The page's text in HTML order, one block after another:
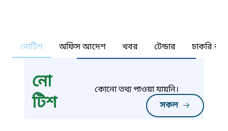
নোটিশ অফিস আদেশ খবর টেন্ডার চাকরি
নো
টিশ
সকল
কোনো তথ্য পাওয়া যায়নি।